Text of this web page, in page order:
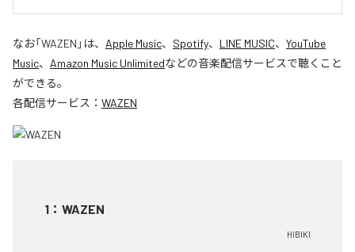
なお「WAZEN 」は、 Apple Music、 Spotify、 LINE MUSIC、 YouTube
Music、 Amazon Music Unlimitedなどの音楽配信サービスで聴くこと
ができる。
各配信サービス： WAZEN
1 ： WAZEN
HIBIKI